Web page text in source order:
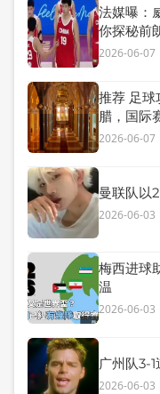
法媒曝：
你探秘前
2026-06-07
推荐 足球
腊，国际
2026-06-07
曼联队以
2026-06-03
梅西进球
温
2026-06-03
广州队3-
2026-06-03